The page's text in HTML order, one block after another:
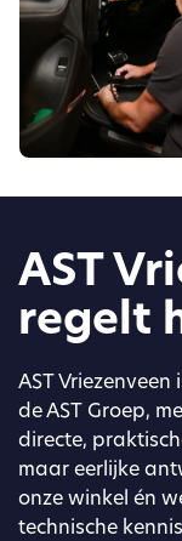
AST
regelt
AST
de AST Groep,
directe,
maar eerlijke
onze winkel én
technische